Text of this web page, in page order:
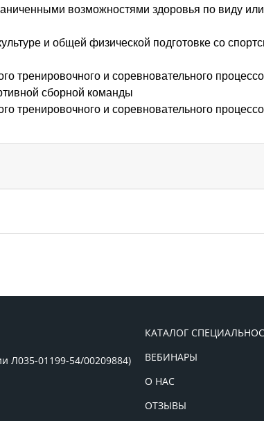
возможностями здоровья по виду или
и общей физической подготовке со
тренировочного и соревновательного
сборной команды
тренировочного и соревновательного
Л035-01199-54/00209884)
КАТАЛОГ
ВЕБИНАРЫ
О НАС
ОТЗЫВЫ